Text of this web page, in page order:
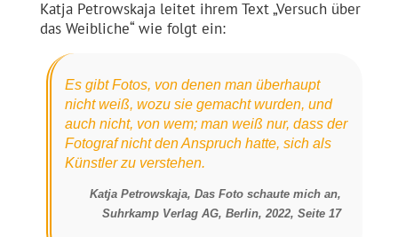
Katja Petrowskaja leitet ihrem Text „Versuch über
das Weibliche“ wie folgt ein:
Es gibt Fotos, von denen man überhaupt
nicht weiß, wozu sie gemacht wurden, und
auch nicht, von wem; man weiß nur, dass der
Fotograf nicht den Anspruch hatte, sich als
Künstler zu verstehen.
Katja Petrowskaja, Das Foto schaute mich an,
Suhrkamp Verlag AG, Berlin, 2022, Seite 17